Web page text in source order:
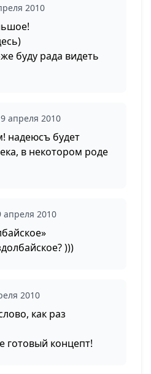
2010
буду рада видеть
9 апреля 2010
надеюсъ будет
в некотором роде
апреля 2010
)))
2010
как раз
готовый концепт!